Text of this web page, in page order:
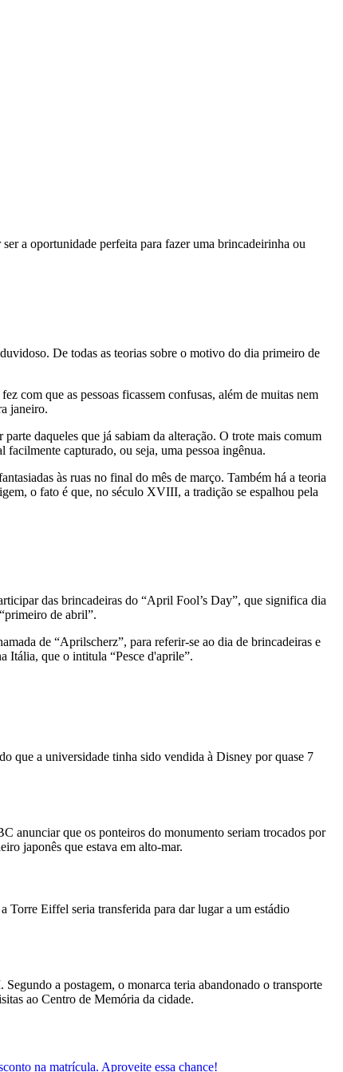
a oportunidade perfeita para fazer uma brincadeirinha ou
De todas as teorias sobre o motivo do dia primeiro de
com que as pessoas ficassem confusas, além de muitas nem
janeiro.
daqueles que já sabiam da alteração. O trote mais comum
facilmente capturado, ou seja, uma pessoa ingênua.
às ruas no final do mês de março. Também há a teoria
o fato é que, no século XVIII, a tradição se espalhou pela
das brincadeiras do “April Fool’s Day”, que significa dia
de abril”.
de “Aprilscherz”, para referir-se ao dia de brincadeiras e
Itália, que o intitula “Pesce d'aprile”.
que a universidade tinha sido vendida à Disney por quase 7
anunciar que os ponteiros do monumento seriam trocados por
japonês que estava em alto-mar.
Torre Eiffel seria transferida para dar lugar a um estádio
a postagem, o monarca teria abandonado o transporte
ao Centro de Memória da cidade.
na matrícula. Aproveite essa chance!